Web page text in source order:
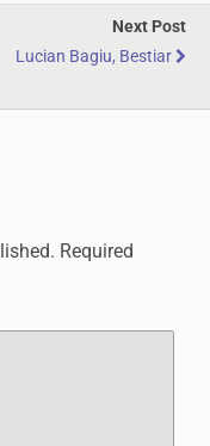
Next Post
Lucian Bagiu, Bestiar
Required